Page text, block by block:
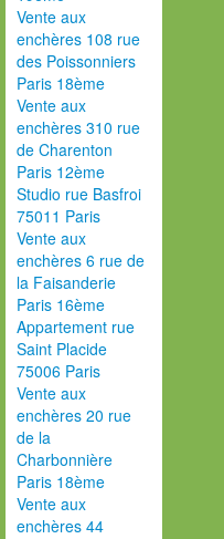
Vente aux
enchères 108 rue
des Poissonniers
Paris 18ème
Vente aux
enchères 310 rue
de Charenton
Paris 12ème
Studio rue Basfroi
75011 Paris
Vente aux
enchères 6 rue de
la Faisanderie
Paris 16ème
Appartement rue
Saint Placide
75006 Paris
Vente aux
enchères 20 rue
de la
Charbonnière
Paris 18ème
Vente aux
enchères 44